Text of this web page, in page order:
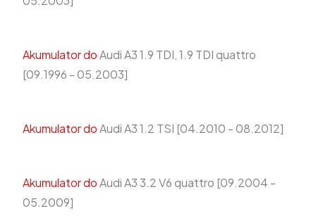
Akumulator doAudi A3 1.9 TDI, 1.9 TDI quattro
[09.1996 - 05.2003]
Akumulator doAudi A3 1.2 TSI [04.2010 - 08.2012]
Akumulator doAudi A3 3.2 V6 quattro [09.2004 -
05.2009]